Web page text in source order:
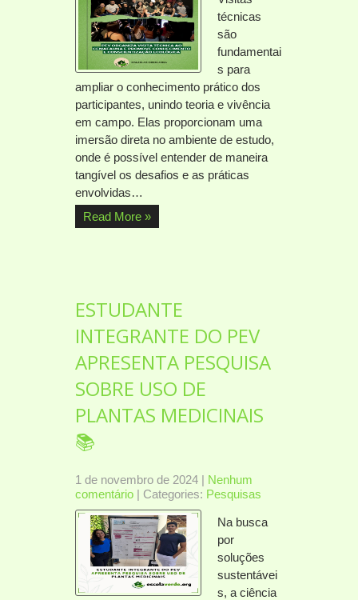
técnicas
são
fundamentai
s para
ampliar o conhecimento prático dos
participantes, unindo teoria e vivência
em campo. Elas proporcionam uma
imersão direta no ambiente de estudo,
onde é possível entender de maneira
tangível os desafios e as práticas
envolvidas…
Read More »
ESTUDANTE
INTEGRANTE DO PEV
APRESENTA PESQUISA
SOBRE USO DE
PLANTAS MEDICINAIS
📚
1 de novembro de 2024 | Nenhum
comentário | Categories: Pesquisas
Na busca
por
soluções
sustentávei
s, a ciência